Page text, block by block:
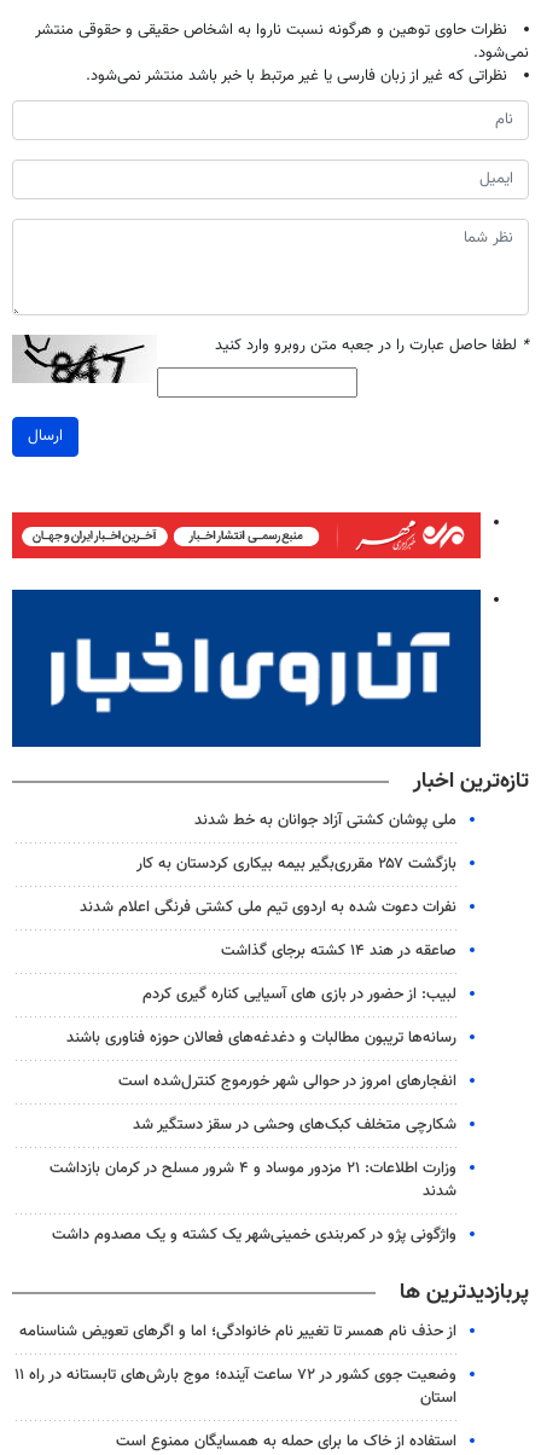
نظرات حاوی توهین و هرگونه نسبت ناروا به اشخاص حقیقی و حقوقی منتشر
نمی‌شود.
نظراتی که غیر از زبان فارسی یا غیر مرتبط با خبر باشد منتشر نمی‌شود.
* لطفا حاصل عبارت را در جعبه متن روبرو وارد کنید
ارسال
تازه‌ترین اخبار
ملی پوشان کشتی آزاد جوانان به خط شدند
بازگشت ۲۵۷ مقرری‌بگیر بیمه بیکاری کردستان به کار
نفرات دعوت شده به اردوی تیم ملی کشتی فرنگی اعلام شدند
صاعقه در هند ۱۴ کشته برجای گذاشت
لبیب: از حضور در بازی های آسیایی کناره گیری کردم
رسانه‌ها تریبون مطالبات و دغدغه‌های فعالان حوزه فناوری باشند
انفجارهای امروز در حوالی شهر خورموج کنترل‌شده است
شکارچی متخلف کبک‌های وحشی در سقز دستگیر شد
وزارت اطلاعات: ۲۱ مزدور موساد و ۴ شرور مسلح در کرمان بازداشت
شدند
واژگونی پژو در کمربندی خمینی‌شهر یک کشته و یک مصدوم داشت
پربازدیدترین ها
از حذف نام همسر تا تغییر نام خانوادگی؛ اما و اگرهای تعویض شناسنامه
وضعیت جوی کشور در ۷۲ ساعت آینده؛ موج بارش‌های تابستانه در راه ۱۱
استان
استفاده از خاک ما برای حمله به همسایگان ممنوع است